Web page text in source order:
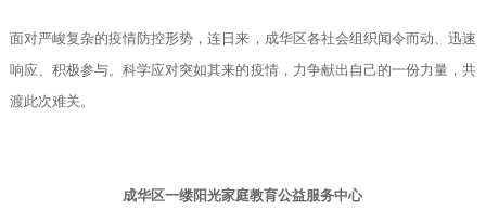
面对严峻复杂的疫情防控形势，连日来，成华区各社会组织闻令而动、迅速
响应、积极参与。科学应对突如其来的疫情，力争献出自己的一份力量，共
渡此次难关。
成华区一缕阳光家庭教育公益服务中心